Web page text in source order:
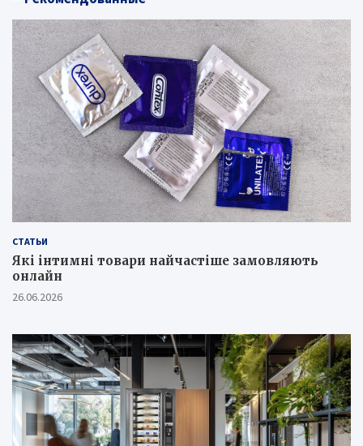
СТАТЬИ
Які інтимні товари найчастіше замовляють
онлайн
26.06.2026